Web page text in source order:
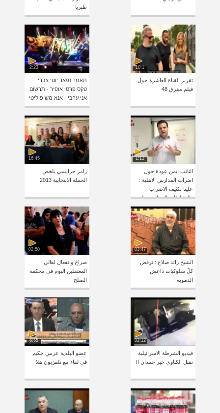
طبريا
10:1
تقرير القناة العاشرة حول
فيلم مفرق 48
2:23
תאמר נפאר יוסי צברי
טקס פרסי אופיר - תרשום
אני ערבי - אנא מש פוליטי
1:12
النائب ايمن عودة حول
اضراب المدارس الاهلية :
علينا تكثيف الاضراب
والنشاطات الجماهيرية لعدة
ايام
16:45
رامز جرايسي يلخص
الحملة الانتخابية 2013
03:47
الشيخ رائد صلاح : نرفض
كلّ سلوكيات داعش
الدموية
02:50
صراخ وانفعال اهالي
المعتقلين اليوم في محكمة
الصلح
02:12
فيديو الشرطة الاسرائيلية
تقتل الكناوي خير حمدان !!
6:55
عضو البلدية عزمي حكيم
في لقاء مع تلفزيون هلا